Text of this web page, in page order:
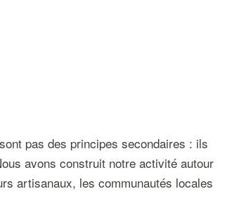
pas des principes secondaires : ils
avons construit notre activité autour
artisanaux, les communautés locales